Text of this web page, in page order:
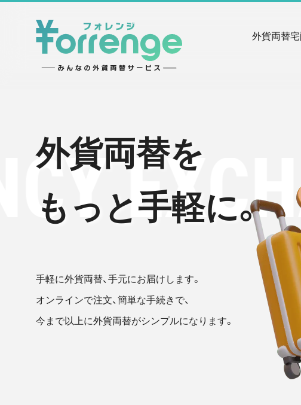
外貨両替
外貨両替を
もっと手軽に。
手軽に外貨両替、手元にお届けします。
オンラインで注文、簡単な手続きで、
今まで以上に外貨両替がシンプルになります。